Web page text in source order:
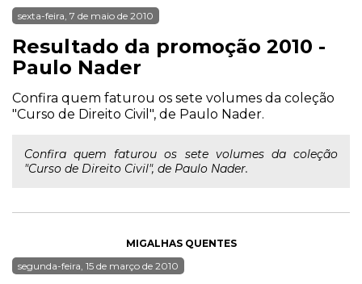
sexta-feira, 7 de maio de 2010
Resultado da promoção 2010 -
Paulo Nader
Confira quem faturou os sete volumes da coleção
"Curso de Direito Civil", de Paulo Nader.
Confira quem faturou os sete volumes da coleção
"Curso de Direito Civil", de Paulo Nader.
MIGALHAS QUENTES
segunda-feira, 15 de março de 2010